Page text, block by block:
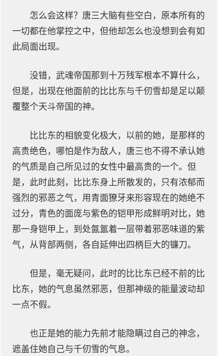
怎么会这样？唐三大脑有些空白，原本所有的
一切都在他掌控之中，但他却怎么也没想到会有如
此局面出现。
没错，武魂帝国那到十万残军根本不算什么，
但是，出现在他面前的比比东与千仞雪却是足以颠
覆整个天斗帝国的神。
比比东的相貌变化极大，以前的她，是那样的
高贵绝色，哪怕是作为敌人，唐三也不得不承认她
的气质是自己所见过的女性中最高贵的一个。但
是，此时此刻，比比东身上所散发的，只有浓郁而
强烈的邪恶之气，用青面獠牙来形容现在的她绝不
过分，青色的面庞与紫色的铠甲形成鲜明对比，她
那一身铠甲上，到处氤氲着一层带着邪恶味道的紫
气，从背部两侧，各自延伸出四柄巨大的镰刀。
但是，毫无疑问，此时的比比东已经不前的比
比东，她的气息虽然邪恶，但那神级的能量波动却
一点不假。
也正是她的能力先前才能隐瞒过自己的神念，
遮盖住她自己与千仞雪的气息。